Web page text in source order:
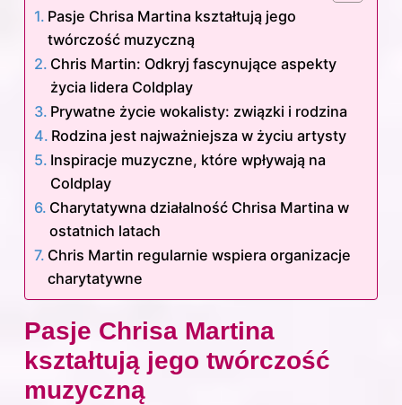
Pasje Chrisa Martina kształtują jego
twórczość muzyczną
Chris Martin: Odkryj fascynujące aspekty
życia lidera Coldplay
Prywatne życie wokalisty: związki i rodzina
Rodzina jest najważniejsza w życiu artysty
Inspiracje muzyczne, które wpływają na
Coldplay
Charytatywna działalność Chrisa Martina w
ostatnich latach
Chris Martin regularnie wspiera organizacje
charytatywne
Pasje Chrisa Martina
kształtują jego twórczość
muzyczną